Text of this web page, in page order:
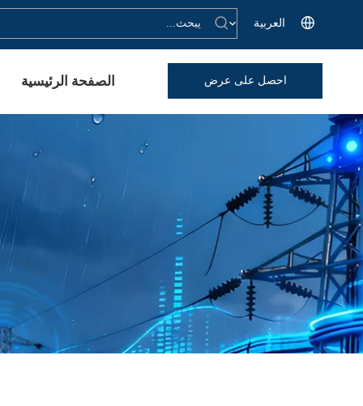
العربية
الصفحة الرئيسية احصل على عرض
أسعار